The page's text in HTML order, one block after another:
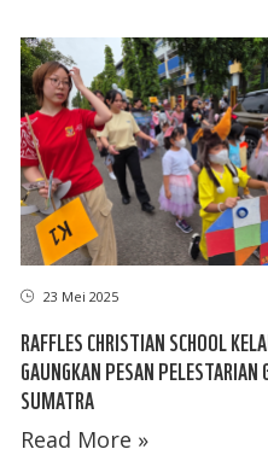
23 Mei 2025
RAFFLES CHRISTIAN SCHOOL
GAUNGKAN PESAN PELESTARIAN
SUMATRA
Read More »